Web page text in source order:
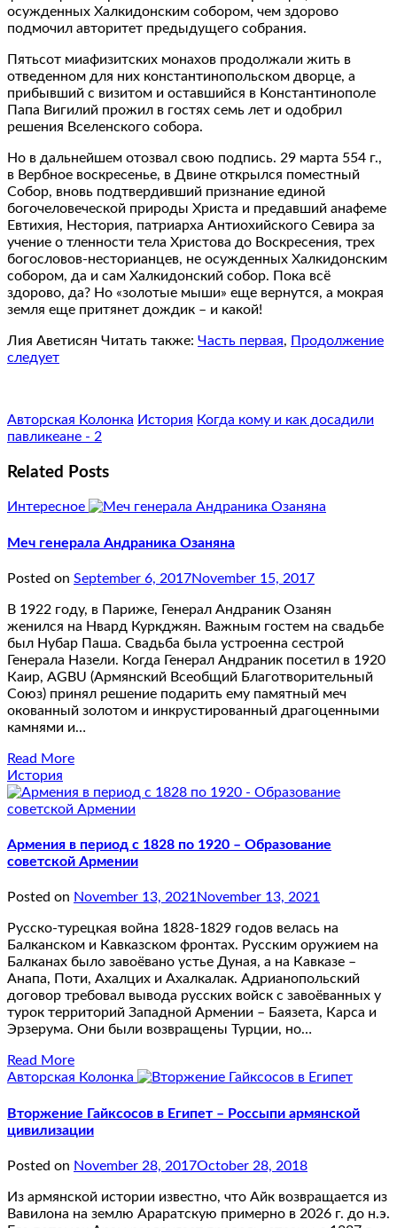
осужденных Халкидонским собором, чем здорово
подмочил авторитет предыдущего собрания.
Пятьсот миафизитских монахов продолжали жить в
отведенном для них константинопольском дворце, а
прибывший с визитом и оставшийся в Константинополе
Папа Вигилий прожил в гостях семь лет и одобрил
решения Вселенского собора.
Но в дальнейшем отозвал свою подпись. 29 марта 554 г.,
в Вербное воскресенье, в Двине открылся поместный
Собор, вновь подтвердивший признание единой
богочеловеческой природы Христа и предавший анафеме
Евтихия, Нестория, патриарха Антиохийского Севира за
учение о тленности тела Христова до Воскресения, трех
богословов-несторианцев, не осужденных Халкидонским
собором, да и сам Халкидонский собор. Пока всё
здорово, да? Но «золотые мыши» еще вернутся, а мокрая
земля еще притянет дождик – и какой!
Лия Аветисян Читать также: Часть первая, Продолжение
следует
Авторская Колонка История Когда кому и как досадили
павликеане - 2
Related Posts
Интересное
Меч генерала Андраника Озаняна
Posted on September 6, 2017November 15, 2017
В 1922 году, в Париже, Генерал Андраник Озанян
женился на Нвард Куркджян. Важным гостем на свадьбе
был Нубар Паша. Свадьба была устроенна сестрой
Генерала Назели. Когда Генерал Андраник посетил в 1920
Каир, AGBU (Армянский Всеобщий Благотворительный
Союз) принял решение подарить ему памятный меч
окованный золотом и инкрустированный драгоценными
камнями и…
Read More
История
Армения в период с 1828 по 1920 – Образование
советской Армении
Posted on November 13, 2021November 13, 2021
Русско-турецкая война 1828-1829 годов велась на
Балканском и Кавказском фронтах. Русским оружием на
Балканах было завоёвано устье Дуная, а на Кавказе –
Анапа, Поти, Ахалцих и Ахалкалак. Адрианопольский
договор требовал вывода русских войск с завоёванных у
турок территорий Западной Армении – Баязета, Карса и
Эрзерума. Они были возвращены Турции, но…
Read More
Авторская Колонка
Вторжение Гайксосов в Египет – Россыпи армянской
цивилизации
Posted on November 28, 2017October 28, 2018
Из армянской истории известно, что Айк возвращается из
Вавилона на землю Араратскую примерно в 2026 г. до н.э.